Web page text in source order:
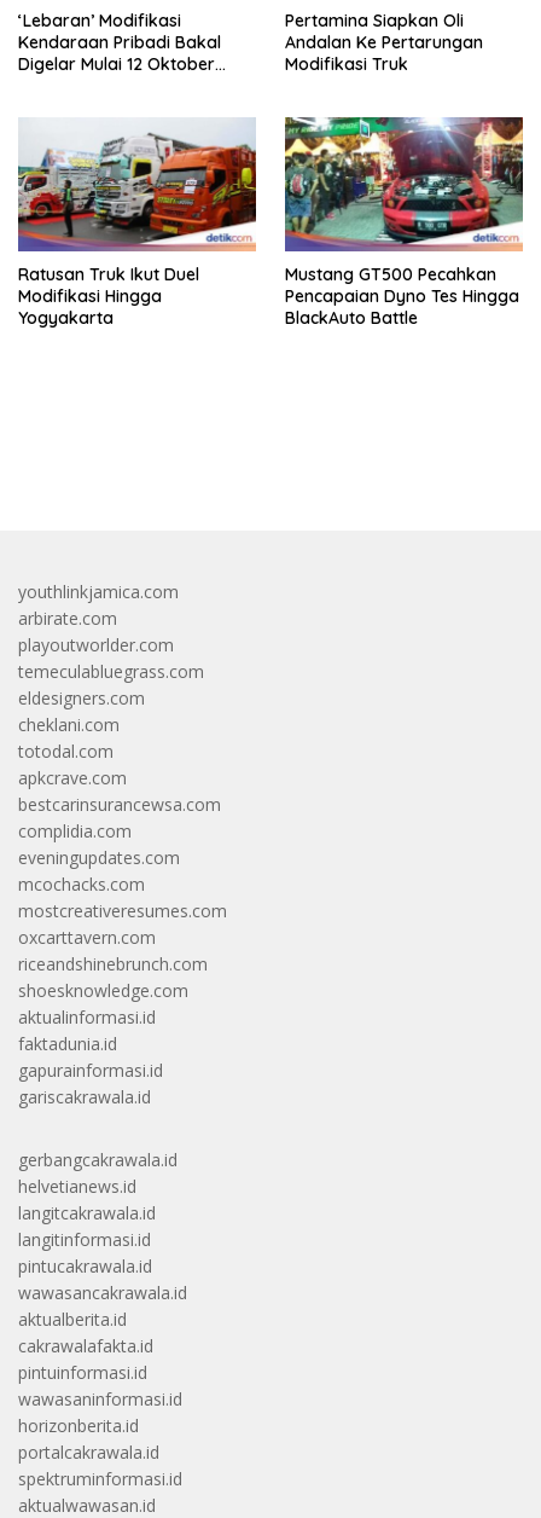
‘Lebaran’ Modifikasi
Kendaraan Pribadi Bakal
Digelar Mulai 12 Oktober
Pertamina Siapkan Oli
Andalan Ke Pertarungan
Modifikasi Truk
Ratusan Truk Ikut Duel
Modifikasi Hingga
Yogyakarta
Mustang GT500 Pecahkan
Pencapaian Dyno Tes Hingga
BlackAuto Battle
youthlinkjamica.com
arbirate.com
playoutworlder.com
temeculabluegrass.com
eldesigners.com
cheklani.com
totodal.com
apkcrave.com
bestcarinsurancewsa.com
complidia.com
eveningupdates.com
mcochacks.com
mostcreativeresumes.com
oxcarttavern.com
riceandshinebrunch.com
shoesknowledge.com
aktualinformasi.id
faktadunia.id
gapurainformasi.id
gariscakrawala.id
gerbangcakrawala.id
helvetianews.id
langitcakrawala.id
langitinformasi.id
pintucakrawala.id
wawasancakrawala.id
aktualberita.id
cakrawalafakta.id
pintuinformasi.id
wawasaninformasi.id
horizonberita.id
portalcakrawala.id
spektruminformasi.id
aktualwawasan.id